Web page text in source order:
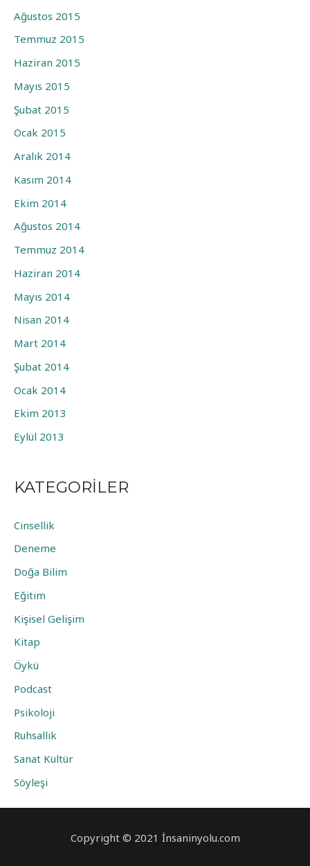
Ağustos 2015
Temmuz 2015
Haziran 2015
Mayıs 2015
Şubat 2015
Ocak 2015
Aralık 2014
Kasım 2014
Ekim 2014
Ağustos 2014
Temmuz 2014
Haziran 2014
Mayıs 2014
Nisan 2014
Mart 2014
Şubat 2014
Ocak 2014
Ekim 2013
Eylül 2013
KATEGORILER
Cinsellik
Deneme
Doğa Bilim
Eğitim
Kişisel Gelişim
Kitap
Öykü
Podcast
Psikoloji
Ruhsallık
Sanat Kültür
Söyleşi
Copyright © 2021 İnsaninyolu.com